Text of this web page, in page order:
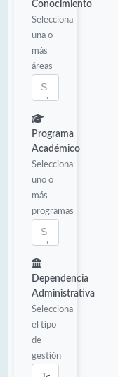
Conocimiento
Selecciona
una o
más
áreas
Programa
Académico
Selecciona
uno o
más
programas
Dependencia
Administrativa
Selecciona
el tipo
de
gestión